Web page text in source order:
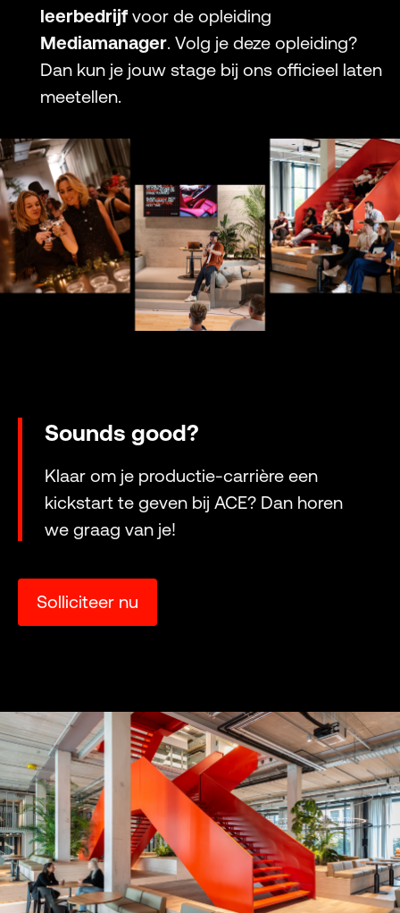
leerbedrijfvoor de opleiding
Mediamanager. Volg je deze opleiding?
Dan kun je jouw stage bij ons officieel laten
meetellen.
Sounds good?
Klaar om je productie-carrière een
kickstart te geven bij ACE? Dan horen
we graag van je!
Solliciteer nu